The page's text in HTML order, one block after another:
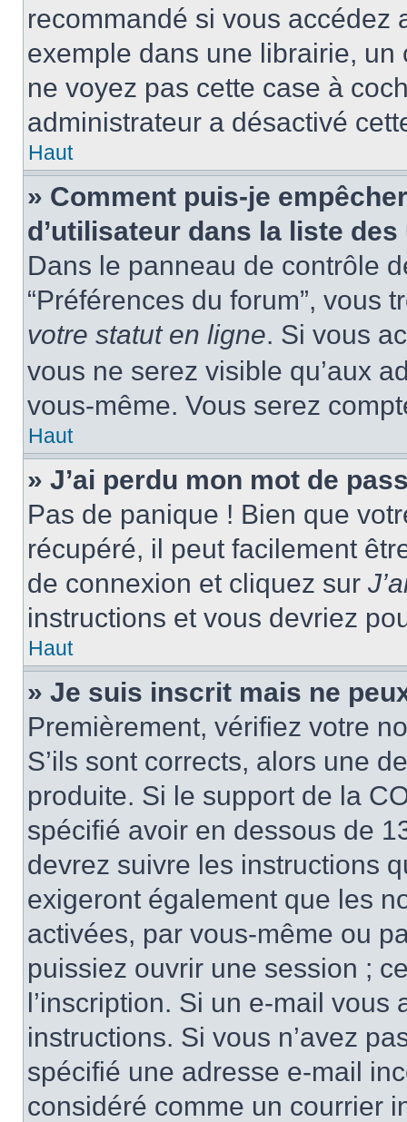
recommandé si vous accédez
exemple dans une librairie,
ne voyez pas cette case à
administrateur a désactivé
Haut
» Comment puis-je
d’utilisateur dans la liste
Dans le panneau de contrôle
“Préférences du forum”, vous
votre statut en ligne. Si vous
vous ne serez visible qu’aux
vous-même. Vous serez
Haut
» J’ai perdu mon mot de
Pas de panique ! Bien que
récupéré, il peut facilement
de connexion et cliquez sur
instructions et vous devriez
Haut
» Je suis inscrit mais ne
Premièrement, vérifiez votre
S’ils sont corrects, alors une
produite. Si le support de la
spécifié avoir en dessous de
devrez suivre les instructions
exigeront également que les
activées, par vous-même ou
puissiez ouvrir une session ;
l’inscription. Si un e-mail
instructions. Si vous n’avez
spécifié une adresse e-mail
considéré comme un courrier